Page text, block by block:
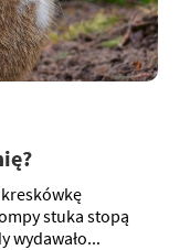
stuka stopą
wydawało...